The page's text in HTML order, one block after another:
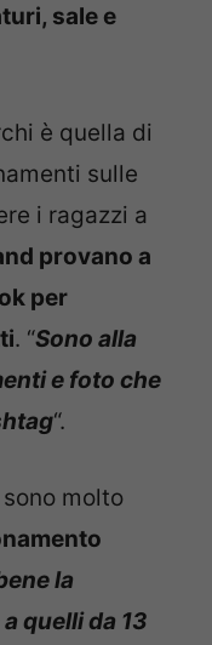
sale e
è quella di
sulle
i ragazzi a
provano a
per
. “Sono alla
e foto che
“.
molto
la
quelli da 13